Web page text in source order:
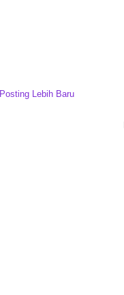
Posting Lebih Baru